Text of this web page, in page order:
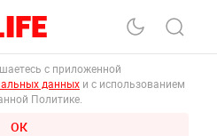
с приложенной
данных и с использованием
Политике.
ОК